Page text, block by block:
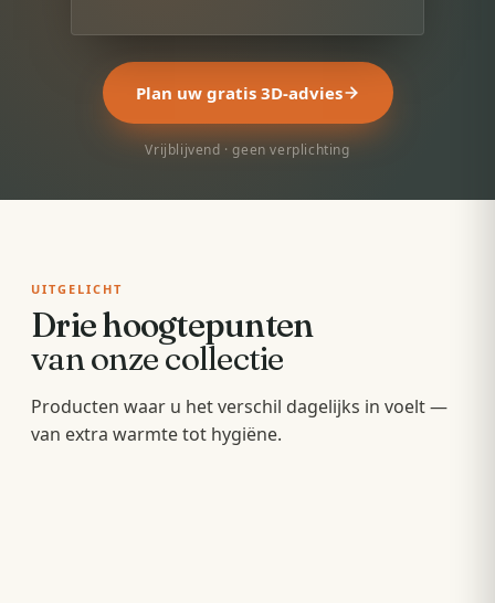
Plan uw gratis 3D-advies
Vrijblijvend · geen verplichting
UITGELICHT
Drie hoogtepunten
van onze collectie
Producten waar u het verschil dagelijks in voelt —
van extra warmte tot hygiëne.
Badkamermeubels
Hang- en staande meubels met soft-close — op
Sunshowers
Spoeltoiletten